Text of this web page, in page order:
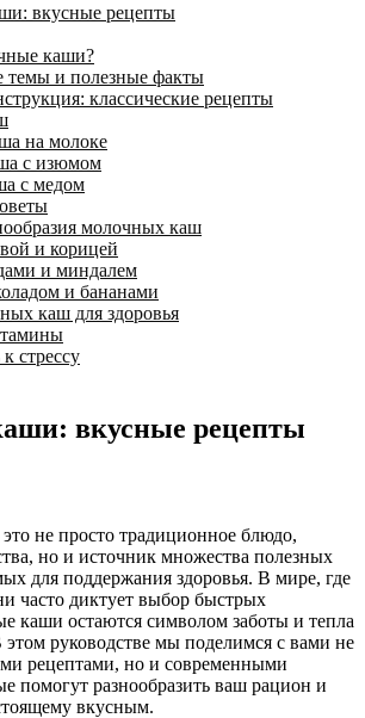
вкусные рецепты
каши?
темы и полезные факты
классические рецепты
на молоке
с изюмом
с медом
молочных каш
и корицей
и миндалем
и бананами
каш для здоровья
стрессу
вкусные рецепты
не просто традиционное блюдо,
но и источник множества полезных
для поддержания здоровья. В мире, где
часто диктует выбор быстрых
каши остаются символом заботы и тепла
руководстве мы поделимся с вами не
рецептами, но и современными
помогут разнообразить ваш рацион и
вкусным.